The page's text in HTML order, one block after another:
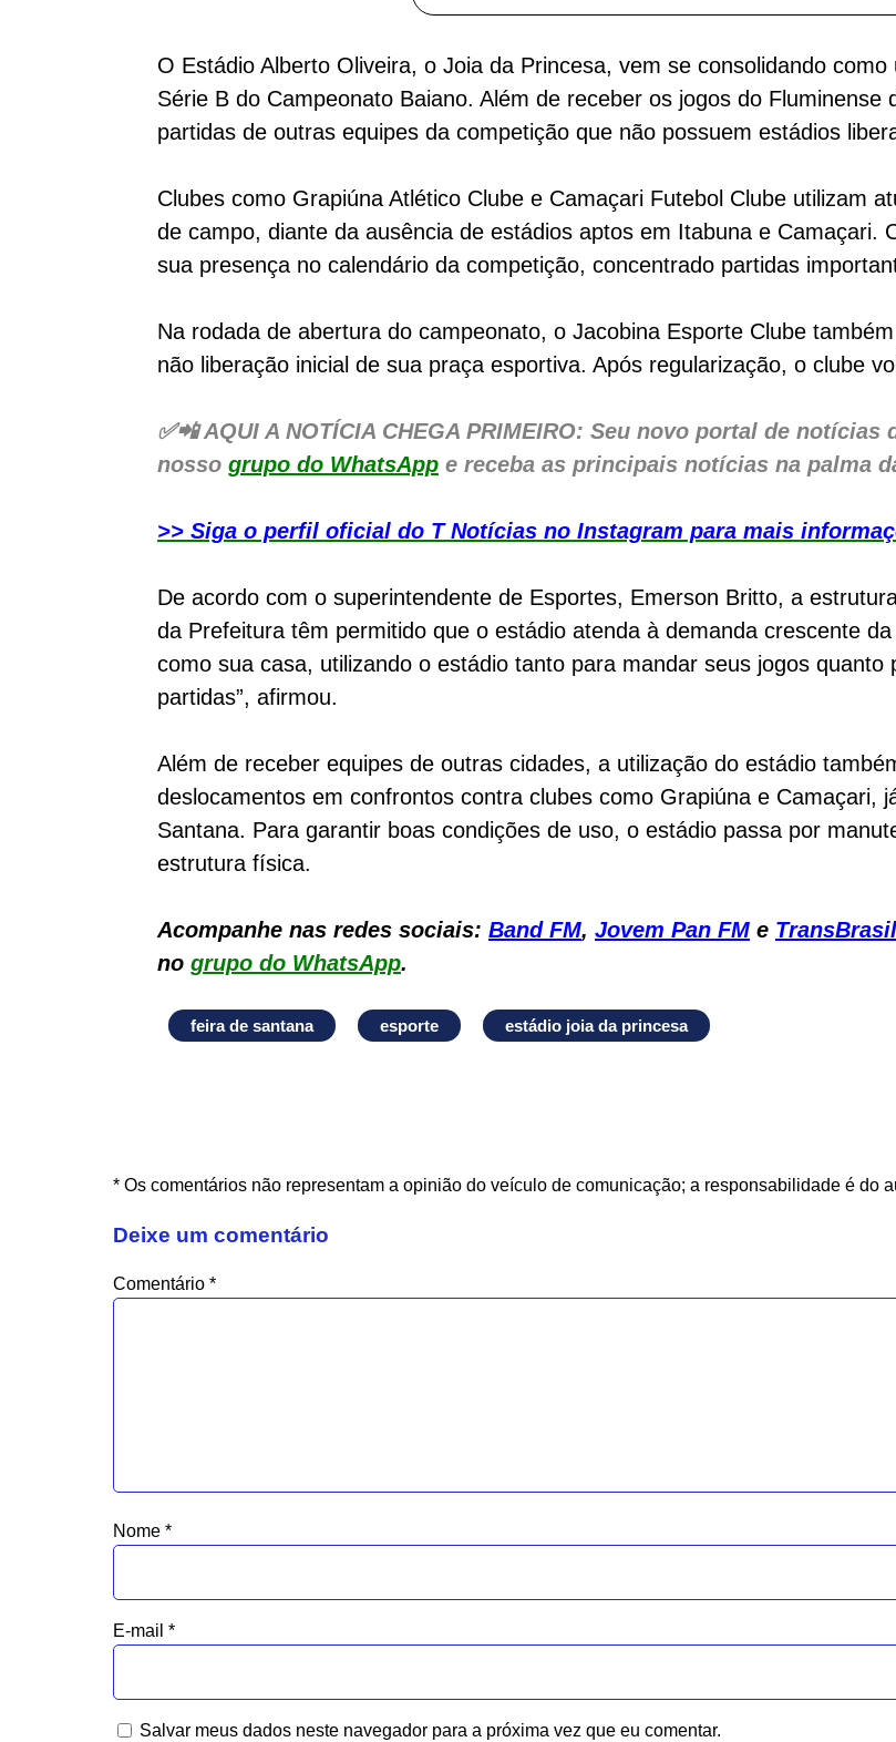
O Estádio Alberto Oliveira, o Joia da Princesa, vem se consolidando
Série B do Campeonato Baiano. Além de receber os jogos do
partidas de outras equipes da competição que não possuem estádios
Clubes como Grapiúna Atlético Clube e Camaçari Futebol Clube utilizam
de campo, diante da ausência de estádios aptos em Itabuna e Camaçari.
sua presença no calendário da competição, concentrado partidas
Na rodada de abertura do campeonato, o Jacobina Esporte Clube
não liberação inicial de sua praça esportiva. Após regularização, o clube
✅📲 AQUI A NOTÍCIA CHEGA PRIMEIRO: Seu novo portal de
nosso grupo do WhatsApp e receba as principais notícias na palma
>> Siga o perfil oficial do T Notícias no Instagram para mais
De acordo com o superintendente de Esportes, Emerson Britto, a
da Prefeitura têm permitido que o estádio atenda à demanda crescente
como sua casa, utilizando o estádio tanto para mandar seus jogos
partidas”, afirmou.
Além de receber equipes de outras cidades, a utilização do estádio
deslocamentos em confrontos contra clubes como Grapiúna e Camaçari,
Santana. Para garantir boas condições de uso, o estádio passa por
estrutura física.
Acompanhe nas redes sociais: Band FM, Jovem Pan FM e
no grupo do WhatsApp.
feira de santana esporte estádio joia da princesa
* Os comentários não representam a opinião do veículo de comunicação; a responsabilidade é do
Deixe um comentário
Comentário *
Nome *
E-mail *
Salvar meus dados neste navegador para a próxima vez que eu comentar.